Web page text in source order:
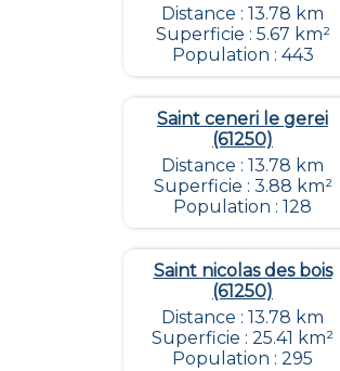
Distance : 13.78 km
Superficie : 5.67 km²
Population : 443
Saint ceneri le gerei
(61250)
Distance : 13.78 km
Superficie : 3.88 km²
Population : 128
Saint nicolas des bois
(61250)
Distance : 13.78 km
Superficie : 25.41 km²
Population : 295